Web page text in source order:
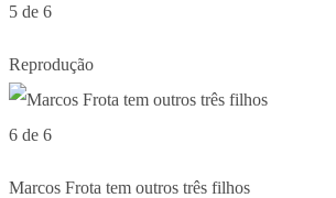
5 de 6
Reprodução
6 de 6
Marcos Frota tem outros três filhos